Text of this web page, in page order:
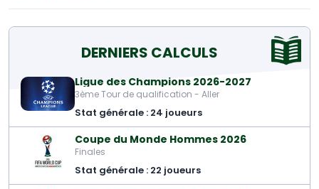
DERNIERS CALCULS
Ligue des Champions 2026-2027
3ème Tour de qualification - Aller
Stat générale : 24 joueurs
Coupe du Monde Hommes 2026
Finales
Stat générale : 22 joueurs